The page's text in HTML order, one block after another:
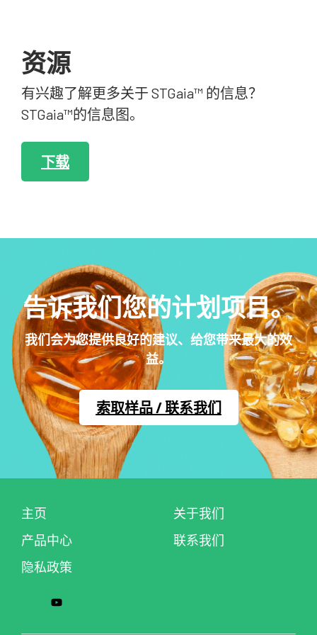
资源
有兴趣了解更多关于 STGaia™ 的信息？
STGaia™的信息图。
下载
告诉我们您的计划项目。
我们会为您提供良好的建议、给您带来最大的效
益。
索取样品 / 联系我们
主页
关于我们
产品中心
联系我们
隐私政策